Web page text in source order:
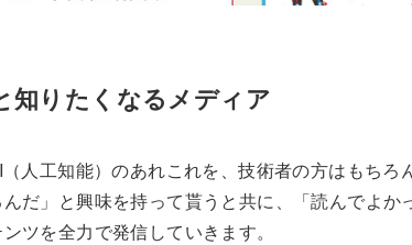
知りたくなるメディア
人工知能）のあれこれを、技術者の方はもちろ
だ」と興味を持って貰うと共に、「読んでよか
ツを全力で発信していきます。